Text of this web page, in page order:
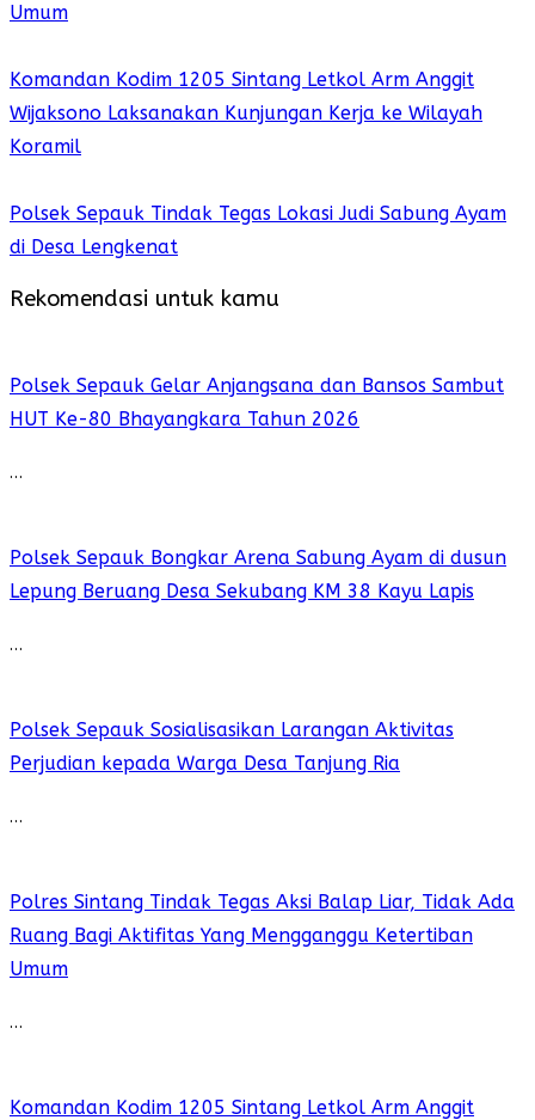
Umum
Komandan Kodim 1205 Sintang Letkol Arm Anggit
Wijaksono Laksanakan Kunjungan Kerja ke Wilayah
Koramil
Polsek Sepauk Tindak Tegas Lokasi Judi Sabung Ayam
di Desa Lengkenat
Rekomendasi untuk kamu
Polsek Sepauk Gelar Anjangsana dan Bansos Sambut
HUT Ke-80 Bhayangkara Tahun 2026
…
Polsek Sepauk Bongkar Arena Sabung Ayam di dusun
Lepung Beruang Desa Sekubang KM 38 Kayu Lapis
…
Polsek Sepauk Sosialisasikan Larangan Aktivitas
Perjudian kepada Warga Desa Tanjung Ria
…
Polres Sintang Tindak Tegas Aksi Balap Liar, Tidak Ada
Ruang Bagi Aktifitas Yang Mengganggu Ketertiban
Umum
…
Komandan Kodim 1205 Sintang Letkol Arm Anggit